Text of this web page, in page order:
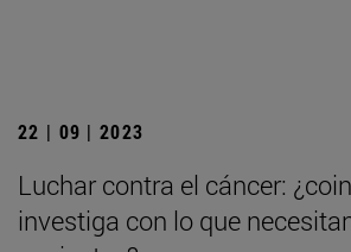
22 | 09 | 2023
Luchar contra el cáncer:
investiga con lo que